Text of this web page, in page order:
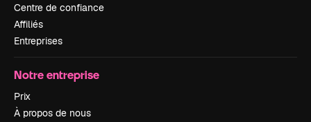
Centre de confiance
Affiliés
Entreprises
Notre entreprise
Prix
À propos de nous